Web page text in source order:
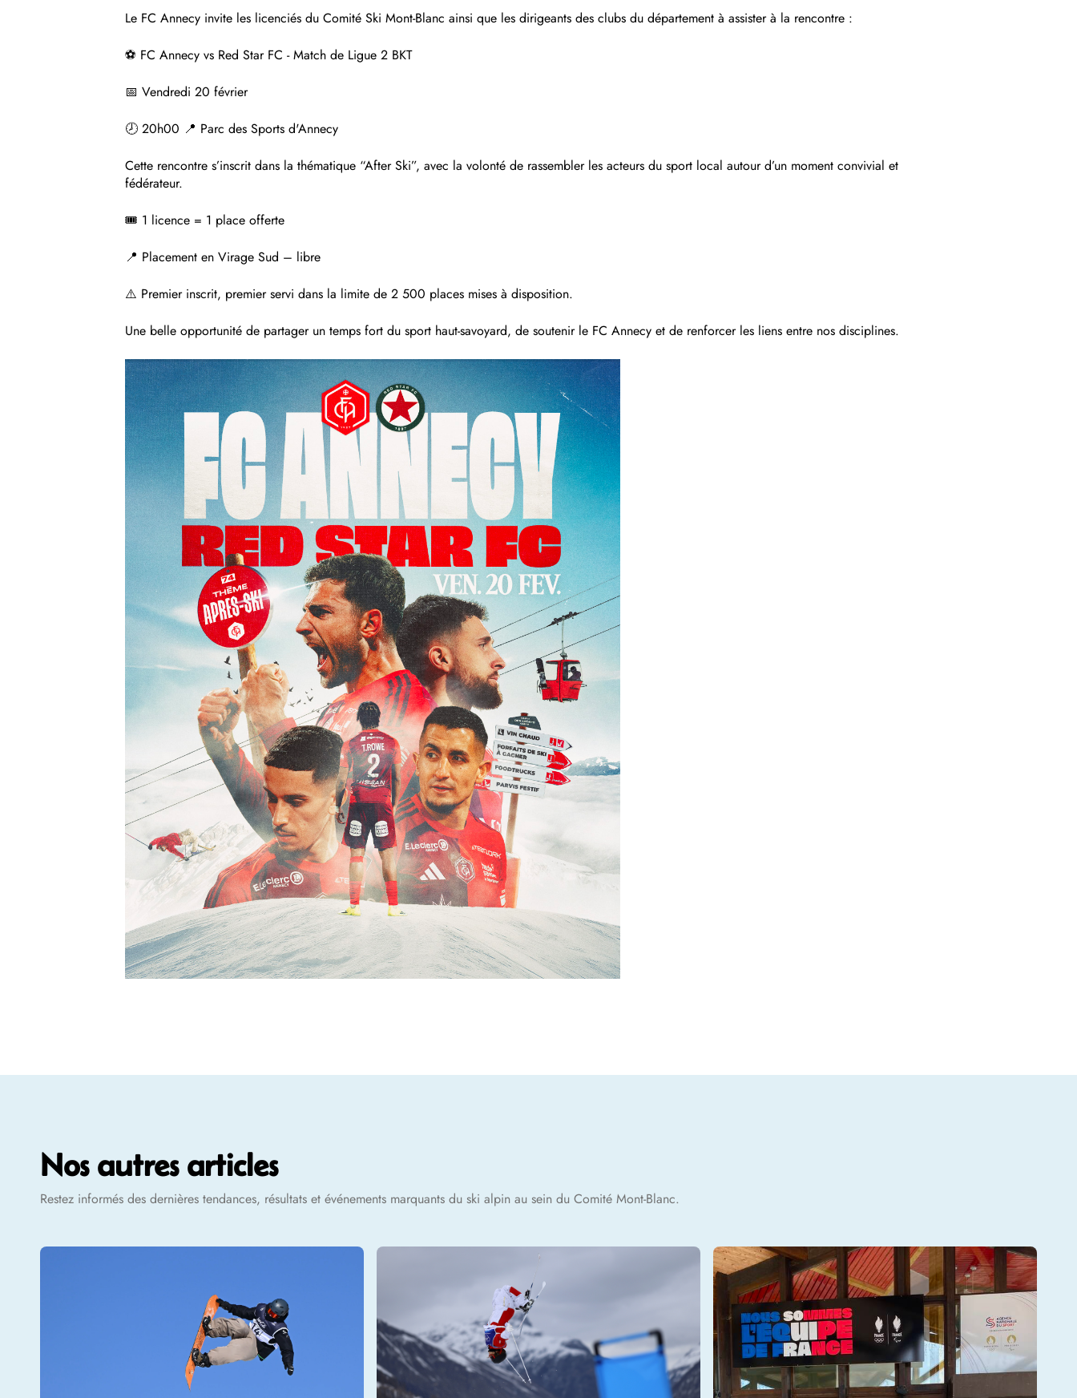
Le FC Annecy invite les licenciés du Comité Ski Mont-Blanc ainsi que les dirigeants des clubs du département à assister à la rencontre :
⚽ FC Annecy vs Red Star FC - Match de Ligue 2 BKT
📅 Vendredi 20 février
🕗 20h00 📍 Parc des Sports d'Annecy
Cette rencontre s’inscrit dans la thématique “After Ski”, avec la volonté de rassembler les acteurs du sport local autour d’un moment convivial et
fédérateur.
🎟 1 licence = 1 place offerte
📍 Placement en Virage Sud – libre
⚠️ Premier inscrit, premier servi dans la limite de 2 500 places mises à disposition.
Une belle opportunité de partager un temps fort du sport haut-savoyard, de soutenir le FC Annecy et de renforcer les liens entre nos disciplines.
Nos autres articles
Restez informés des dernières tendances, résultats et événements marquants du ski alpin au sein du Comité Mont-Blanc.